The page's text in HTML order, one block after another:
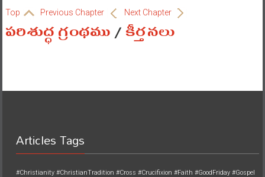
Top Previous Chapter Next Chapter
పరిశుద్ధ గ్రంథము/కీర్తనలు
Articles Tags
#Christianity #ChristianTradition #Cross #Crucifixion #Faith #GoodFriday #Gospel